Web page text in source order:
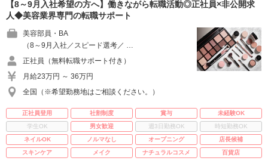
【8～9月入社希望の方へ】働きながら転職活動◎正社員×非公開求
人◆美容業界専門の転職サポート
美容部員・BA
（8～9月入社／スピード選考／ …
正社員（無料転職サポート付き）
月給23万円 ～ 36万円
全国（※希望勤務地はご相談ください。）
正社員登用 社割制度 賞与
未経験OK
学生OK
男女歓迎 週3日勤務OK
時短勤務OK
ネイルOK
ノルマなし オープニング
店長候補
スキンケア
メイク ナチュラルコスメ 百貨店